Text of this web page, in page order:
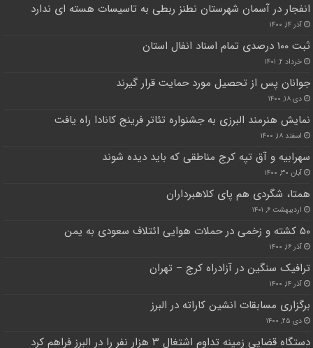
انفجار در آسمان شهرستان نطنز ربطی به تاسیسات هسته ای ندارد
آذر ۱۴, ۱۴۰۰
ثبت ۱۰۰ درصدی تمام اسناد انفال استان
خرداد ۲, ۱۴۰۱
جوانان پس از تحصیل مورد حمایت قرار گیرند
دی ۱۸, ۱۴۰۰
نمایش هنرمند البرزی به جشنواره تئاتر فرینج کانادا راه یافت
اسفند ۱۸, ۱۴۰۰
سهرابیه و آق تپه کرج مناطقی که باید دیده شوند
آبان ۳۰, ۱۴۰۰
همتا، شگردی هم پای کلاهبرداران
اردیبهشت ۶, ۱۴۰۱
۵۰ کشته و زخمی در حملات هوایی ائتلاف سعودی به یمن
آذر ۱۶, ۱۴۰۰
ترافیک سنگین در آزادراه کرج – تهران
آذر ۱۴, ۱۴۰۰
برگزاری مسابقات انشین کاراته در البرز
دی ۲۵, ۱۴۰۰
دستگاه قضایی زمینه تداوم اشتغال ۳ هزار نفر را در البرز فراهم کرد